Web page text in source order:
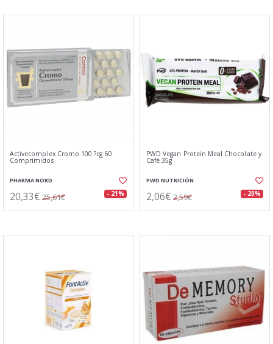
Activecomplex Cromo 100 ?cg 60
Comprimidos
PHARMA NORD
20,33€ 25,61€ - 21%
PWD Vegan Protein Meal Chocolate y
Café 35g
PWD NUTRICIÓN
2,06€ 2,59€ - 20%